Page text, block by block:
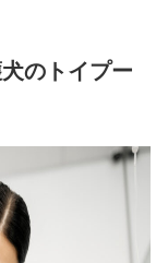
のトイプー